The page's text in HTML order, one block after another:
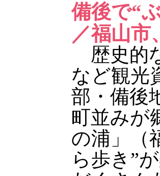
備後で“
／福山市
歴史的
など観光
部・備後
町並みが
の浦」（
ら歩き”